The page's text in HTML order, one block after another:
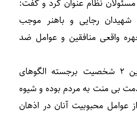
نظام عنوان کرد و گفت:
شهیدان رجایی و باهنر موجب
واقعی منافقین و عوامل ضد
وی اضافه کرد: این ۲ شخصیت برجسته الگوهای
بی منت به مردم بوده و شیوه
عوامل محبوبیت آنان در اذهان